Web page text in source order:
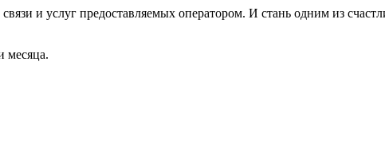
и услуг предоставляемых оператором. И стань одним из
месяца.